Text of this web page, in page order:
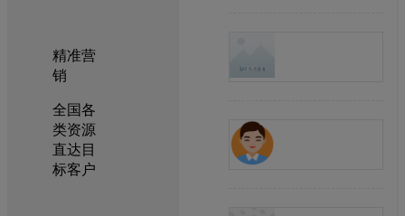
精准营
销
全国各
类资源
直达目
标客户